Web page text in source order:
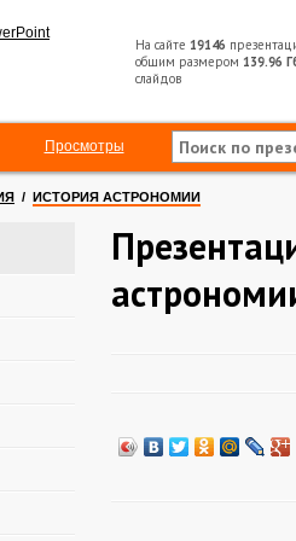
На сайте 19146
общим размером 139.96
слайдов
Просмотры
/ ИСТОРИЯ АСТРОНОМИИ